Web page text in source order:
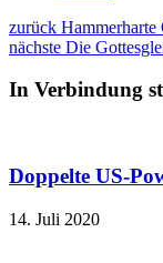
zurück Hammerharte
nächste Die
In Verbindung
Doppelte US-
14. Juli 2020